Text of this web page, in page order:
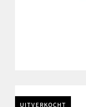
UITVERKOCHT